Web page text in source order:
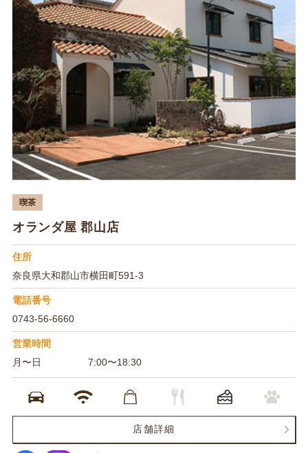
喫茶
オランダ屋 郡山店
住所
奈良県大和郡山市横田町591-3
電話番号
0743-56-6660
営業時間
月〜日
7:00〜18:30
店舗詳細